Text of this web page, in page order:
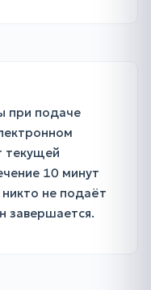
при подаче
текущей
10 минут
не подаёт
завершается.